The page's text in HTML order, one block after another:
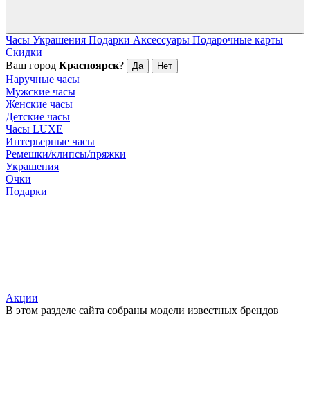
Часы Украшения Подарки Аксессуары Подарочные карты
Скидки
Ваш город Красноярск? Да Нет
Наручные часы
Мужские часы
Женские часы
Детские часы
Часы LUXE
Интерьерные часы
Ремешки/клипсы/пряжки
Украшения
Очки
Подарки
Акции
В этом разделе сайта собраны модели известных брендов